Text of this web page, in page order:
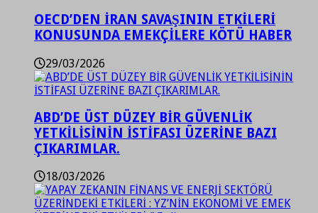
OECD’DEN İRAN SAVAŞININ ETKİLERİ
KONUSUNDA EMEKÇİLERE KÖTÜ HABER
29/03/2026
ABD’DE ÜST DÜZEY BİR GÜVENLİK
YETKİLİSİNİN İSTİFASI ÜZERİNE BAZI
ÇIKARIMLAR.
18/03/2026